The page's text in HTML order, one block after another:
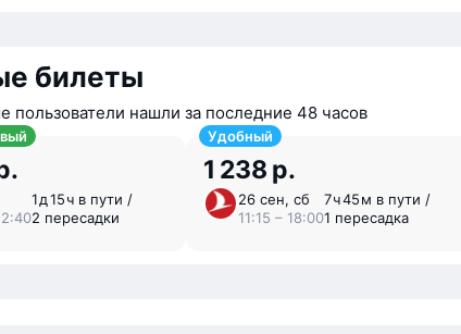
билеты
пользователи нашли за последние 48 часов
1 ⁠д 15 ⁠ч в пути /
2 пересадки
Удобный
1 238 р.
26 сен, сб
11:15 – 18:00
7 ⁠ч 45 ⁠м в пути /
1 пересадка